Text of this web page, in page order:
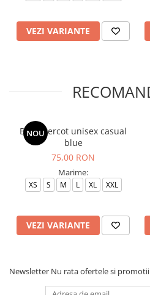
VEZI VARIANTE
NOU
Bluza tercot unisex casual
blue
75,00 RON
Marime:
XS S M L XL XXL
VEZI VARIANTE
Newsletter Nu rata ofertele si